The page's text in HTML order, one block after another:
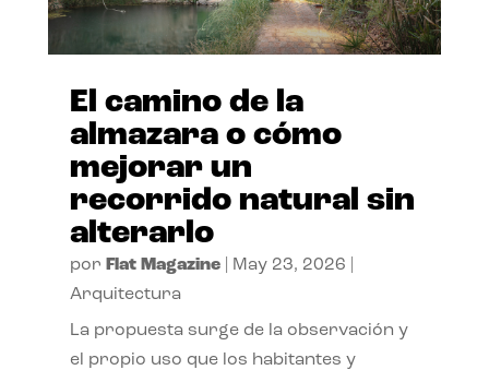
El camino de la
almazara o cómo
mejorar un
recorrido natural sin
alterarlo
por Flat Magazine| May 23, 2026
Arquitectura
La propuesta surge de la observación y
el propio uso que los habitantes y